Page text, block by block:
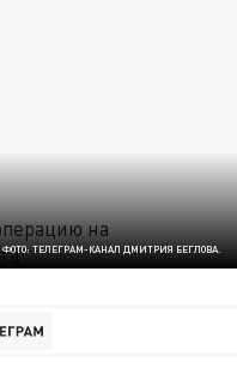
ФОТО: ТЕЛЕГРАМ-КАНАЛ ДМИТРИЯ БЕГЛОВА.